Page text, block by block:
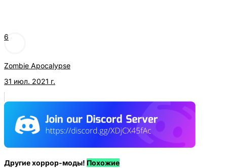
6
Zombie Apocalypse
31 июл. 2021 г.
Другие хоррор-моды! Похожие